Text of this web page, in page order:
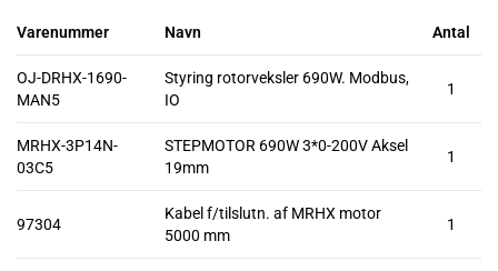
Varenummer Navn Antal
OJ-DRHX-1690-
MAN5
Styring rotorveksler 690W. Modbus,
IO
1
MRHX-3P14N-
03C5
STEPMOTOR 690W 3*0-200V Aksel
19mm
1
97304
Kabel f/tilslutn. af MRHX motor
5000 mm
1